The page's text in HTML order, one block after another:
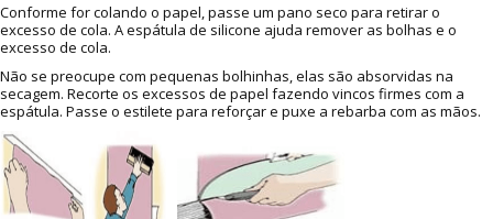
Conforme for colando o papel, passe um pano seco para retirar o
excesso de cola. A espátula de silicone ajuda remover as bolhas e o
excesso de cola.
Não se preocupe com pequenas bolhinhas, elas são absorvidas na
secagem. Recorte os excessos de papel fazendo vincos firmes com a
espátula. Passe o estilete para reforçar e puxe a rebarba com as mãos.